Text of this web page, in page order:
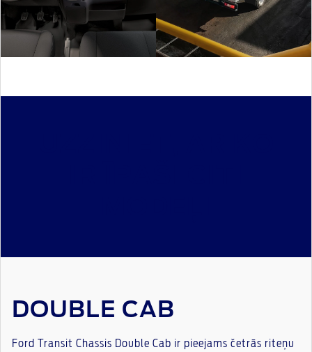
DOUBLE CAB
Ford Transit Chassis Double Cab ir pieejams četrās riteņu